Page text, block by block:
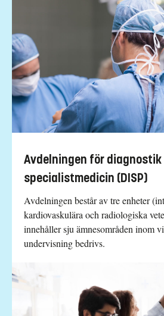
Avdelningen för diagnostik
specialistmedicin (DISP)
Avdelningen består av tre enheter
kardiovaskulära och radiologiska
innehåller sju ämnesområden inom
undervisning bedrivs.